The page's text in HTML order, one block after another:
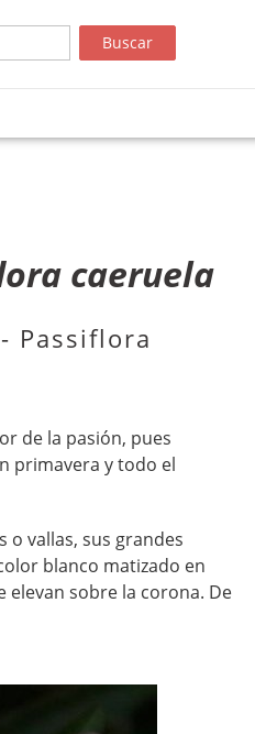
caeruela
Passiflora
de la pasión, pues
primavera y todo el
o vallas, sus grandes
blanco matizado en
elevan sobre la corona. De